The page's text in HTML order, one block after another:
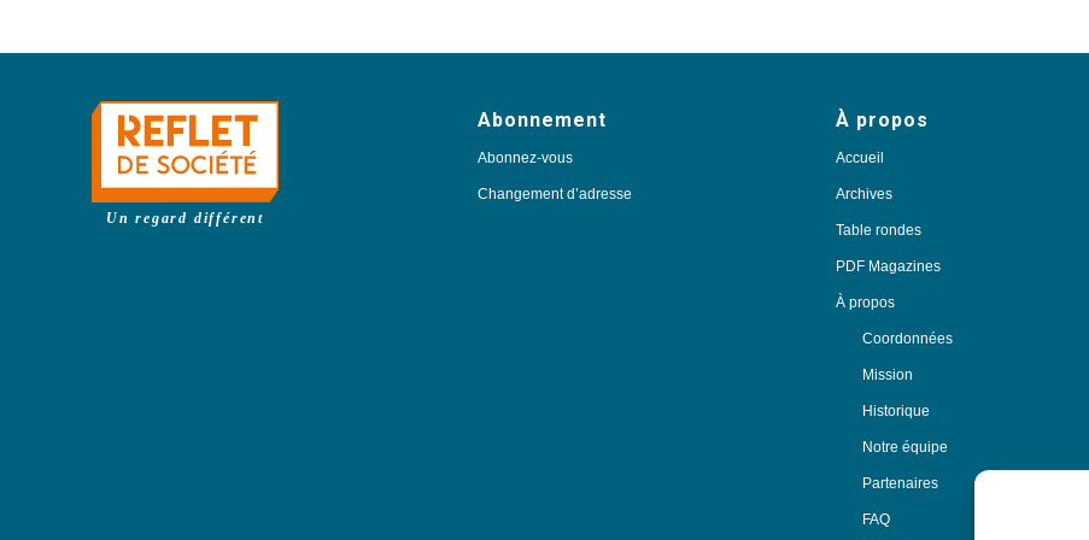
Un regard différent
Abonnement
Abonnez-vous
Changement d’adresse
À propos
Accueil
Archives
Table rondes
PDF Magazines
À propos
Coordonnées
Mission
Historique
Notre équipe
Partenaires
FAQ